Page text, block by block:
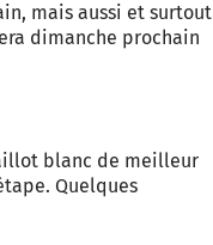
mais aussi et surtout
dimanche prochain
blanc de meilleur
Quelques